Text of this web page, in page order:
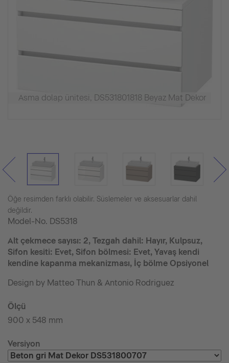
Asma dolap ünitesi, DS531801818 Beyaz Mat Dekor
Öğe resimden farklı olabilir. Süslemeler ve aksesuarlar dahil
değildir.
Model-No. DS5318
Alt çekmece sayısı: 2, Tezgah dahil: Hayır, Kulpsuz,
Sifon kesiti: Evet, Sifon bölmesi: Evet, Yavaş kendi
kendine kapanma mekanizması, İç bölme Opsiyonel
Design by Matteo Thun & Antonio Rodriguez
Ölçü
900 x 548 mm
Versiyon